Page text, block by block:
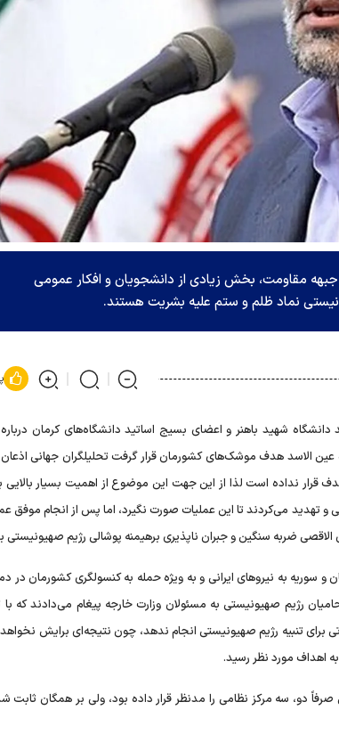
مقاومت، بخش زیادی از دانشجویان و افکار عمومی
نماد ظلم و ستم علیه بشریت هستند.
شهید باهنر و اعضای بسیج اساتید دانشگاه‌های کرمان درباره
الاسد هدف موشک‌های کشورمان قرار گرفت تحلیلگران جهانی
قرار نداده است لذا از این جهت این موضوع از اهمیت بسیار بالایی
تهدید می‌کردند تا این عملیات صورت نگیرد، اما پس از انجام موفق
الاقصی ضربه سنگین و جبران ناپذیری برهیمنه پوشالی رژیم صهیونیستی
سوریه به نیرو‌های ایرانی و به ویژه حمله به کنسولگری کشورمان در
رژیم صهیونیستی به مسئولان وزارت خارجه پیغام می‌دادند که با
برای تنبیه رژیم صهیونیستی انجام ندهد، چون نتیجه‌ای برایش
اهداف مورد نظر رسید.
دو، سه مرکز نظامی را مدنظر قرار داده بود، ولی بر همگان ثابت